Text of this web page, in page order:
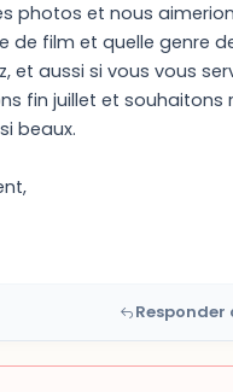
photos et nous
de film et quelle genre
et aussi si vous vous
fin juillet et souhaitons
beaux.
Responder